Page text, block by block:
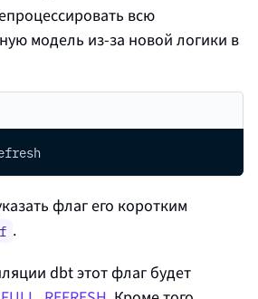
всю
модель из-за новой логики в
флаг его коротким
.
dbt этот флаг будет